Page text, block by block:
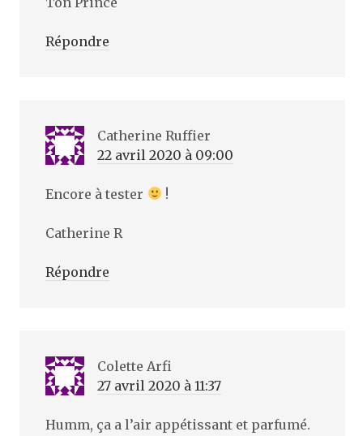
Répondre
Catherine Ruffier
22 avril 2020 à 09:00
Encore à tester !
Catherine R
Répondre
Colette Arfi
27 avril 2020 à 11:37
Humm, ça a l’air appétissant et parfumé.